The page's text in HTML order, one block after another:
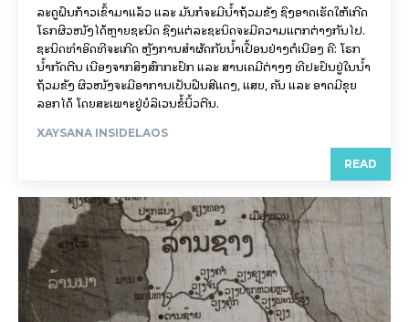
ລະດູຝົນກ້າວເຂົ້າມາແລ້ວ ແລະ ມັນກໍຈະມີນ້ຳຖ້ວມຂັງ ຊຶ່ງອາດເຮັດໃຫ້ເກີດ
ໂຣກຜິວໜັງໄດ້ຫຼາຍຊະນິດ ຊຶ່ງແຕ່ລະຊະນິດຈະມີຄວາມແຕກຕ່າງກັນໄປ.
ຊະນິດທຳອິດທີ່ຈະເກີດ ຫຼັງການສຳຜັດກັບນ້ຳເປື້ອນຢ່າງຕໍ່ເນື່ອງ ຄື: ໂຣກ
ນ້ຳກັດຕີນ ເນື່ອງຈາກສິ່ງສົກກະປົກ ແລະ ສານເຄມີຕ່າງໆ ທີ່ປະປົນຢູ່ໃນນ້ຳ
ຖ້ວມຂັງ ຜິວໜັງຈະມີອາການເປັນຝື່ນສີແດງ, ແສບ, ຄັນ ແລະ ອາດມີຂຸຍ
ລອກໄດ້ ໂດຍສະເພາະຢູ່ບໍລິເວນຂໍ້ນິ້ວຕີນ.
XAYSANA INSIDELAOS
READ